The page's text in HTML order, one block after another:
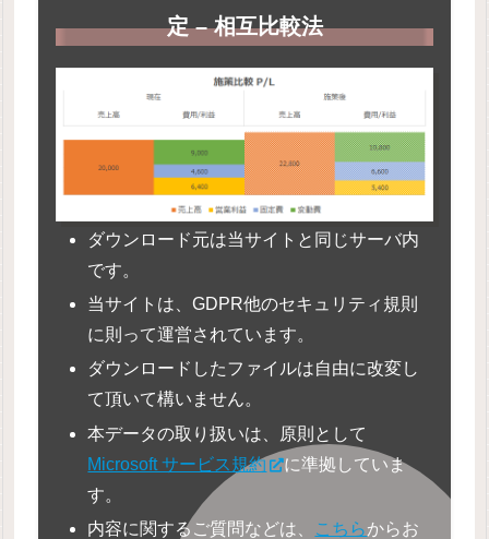
定 – 相互比較法
ダウンロード元は当サイトと同じサーバ内
です。
当サイトは、GDPR他のセキュリティ規則
に則って運営されています。
ダウンロードしたファイルは自由に改変し
て頂いて構いません。
本データの取り扱いは、原則として
Microsoft サービス規約
に準拠していま
す。
内容に関するご質問などは、 こちらからお